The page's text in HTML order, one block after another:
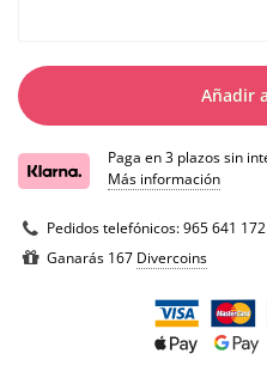
Añadir
Paga en 3 plazos sin
Más información
Pedidos telefónicos:965 641 172
Ganarás 167 Divercoins